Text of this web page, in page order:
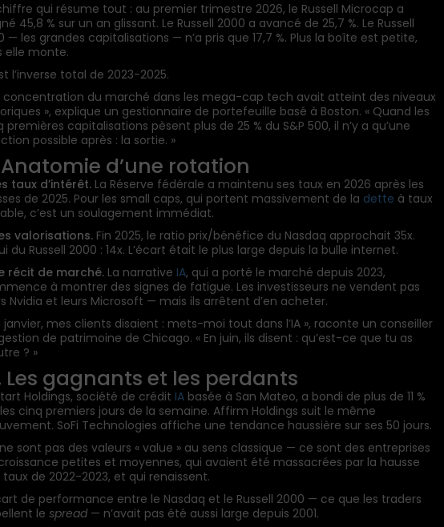
qui résume tout : au premier trimestre 2026, le Russell Microcap a
45,8 % sur un an glissant. Le Russell 2000 a avancé de 25,7 %. Le Russell
— les grandes capitalisations — n’a pris que 17,7 %. Plus la boîte est petite,
elle monte.
l’inverse total de 2023-2025.
concentration du marché dans les mega-cap tech avait atteint des niveaux
», explique un gestionnaire de portefeuille basé à Boston. « Quand les
premières capitalisations pèsent plus de 25 % du S&P 500, il n’y a qu’une
possible après : la sortie. »
Anatomie d’une rotation
taux d’intérêt. La Réserve fédérale a maintenu ses taux en 2026 après les
de 2025. Pour les small caps, qui portent massivement de la dette à taux
c’est un soulagement immédiat.
valorisations. Fin 2025, le ratio prix/bénéfice du Nasdaq approchait 35x.
du Russell 2000 : 14x. L’écart était le plus large depuis la bulle internet.
récit de marché. La narrative IA, qui a porté le marché depuis 2023,
à montrer des signes de fatigue. Les investisseurs ne vendent pas
Nvidia et leurs Microsoft — mais ils arrêtent d’en acheter.
janvier, mes clients disaient : mets-moi tout dans l’IA », raconte un conseiller
de patrimoine de Chicago. « En juin, ils disent : qu’est-ce que tu as
? »
Les gagnants et les perdants
Holdings, société de crédit IA basée à San Mateo, a bondi de plus de 11 %
cinq premiers jours de la semaine. Affirm Holdings suit le même
SoFi Technologies affiche une tendance haussière sur ses 50 jours.
sont pas des valeurs « value » au sens classique — ce sont des entreprises
petites et moyennes, qui avaient été massacrées par la hausse
taux de 2022-2023, et qui renaissent.
de performance entre le Nasdaq et le Russell 2000 — ce que les traders
le spread— n’avait pas été aussi large depuis 2001.